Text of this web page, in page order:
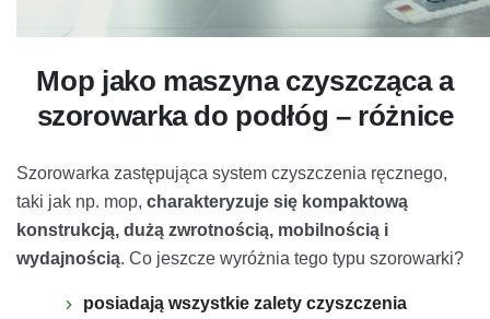
Mop jako maszyna czyszcząca a
szorowarka do podłóg – różnice
Szorowarka zastępująca system czyszczenia ręcznego,
taki jak np. mop, charakteryzuje się kompaktową
konstrukcją, dużą zwrotnością, mobilnością i
wydajnością. Co jeszcze wyróżnia tego typu szorowarki?
posiadają wszystkie zalety czyszczenia